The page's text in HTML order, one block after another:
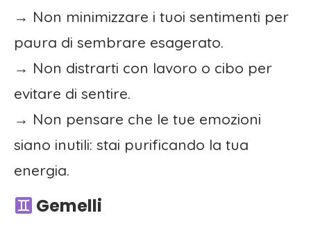
→ Non minimizzare i tuoi sentimenti per
paura di sembrare esagerato.
→ Non distrarti con lavoro o cibo per
evitare di sentire.
→ Non pensare che le tue emozioni
siano inutili: stai purificando la tua
energia.
Gemelli